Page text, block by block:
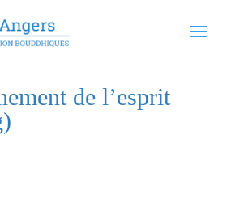
de l’esprit